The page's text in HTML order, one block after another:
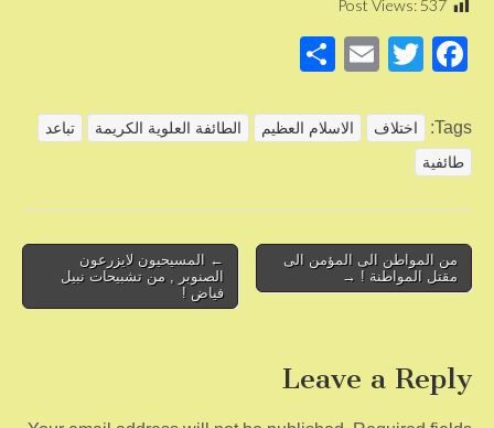
Post Views: 537
F
c
e
o
k
T
tt
E
ail
ar
Tags: اختلاف الاسلام العظيم الطائفة العلوية الكريمة
تباعد
طائفية
Post
navigation
← المسيحيون لايزرعون
الصنوبر , من تشبيحات نبيل
فياض !
من المواطن الى المؤمن الى
مقتل المواطنة ! →
Leave a Reply